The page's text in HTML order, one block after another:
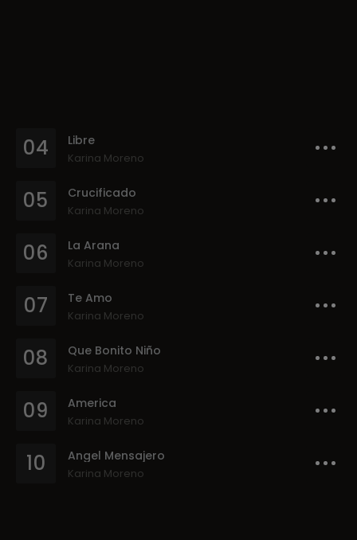
04 Libre
Karina Moreno
05 Crucificado
Karina Moreno
06 La Arana
Karina Moreno
07 Te Amo
Karina Moreno
08 Que Bonito Niño
Karina Moreno
09 America
Karina Moreno
10 Angel Mensajero
Karina Moreno